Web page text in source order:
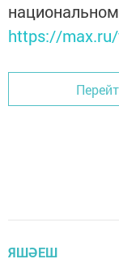
https://
ЯШӘЕШ